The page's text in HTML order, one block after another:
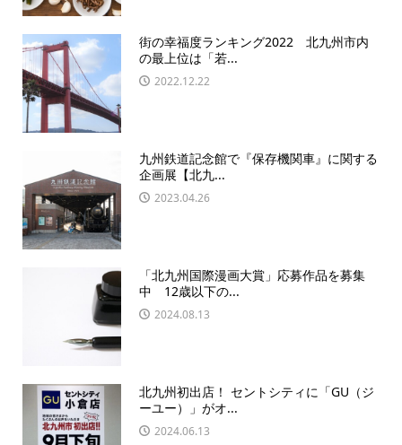
街の幸福度ランキング2022 北九州市内
の最上位は「若...
2022.12.22
九州鉄道記念館で『保存機関車』に関する
企画展【北九...
2023.04.26
「北九州国際漫画大賞」応募作品を募集
中 12歳以下の...
2024.08.13
北九州初出店！ セントシティに「GU（ジ
ーユー）」がオ...
2024.06.13